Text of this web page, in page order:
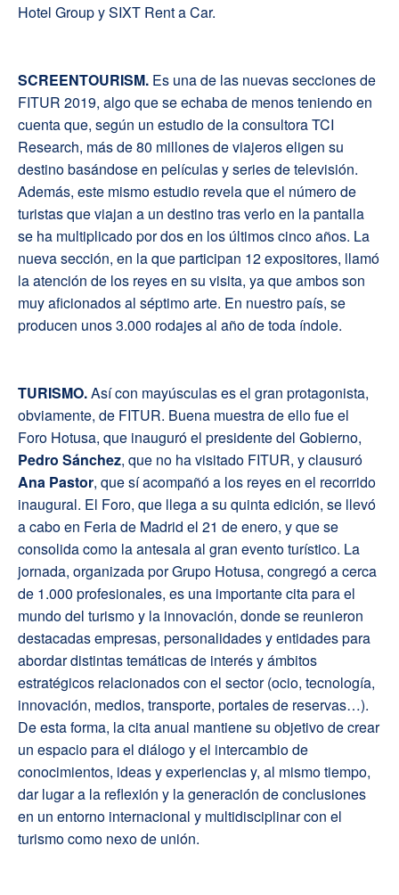
Hotel Group y SIXT Rent a Car.
SCREENTOURISM. Es una de las nuevas secciones de
FITUR 2019, algo que se echaba de menos teniendo en
cuenta que, según un estudio de la consultora TCI
Research, más de 80 millones de viajeros eligen su
destino basándose en películas y series de televisión.
Además, este mismo estudio revela que el número de
turistas que viajan a un destino tras verlo en la pantalla
se ha multiplicado por dos en los últimos cinco años. La
nueva sección, en la que participan 12 expositores, llamó
la atención de los reyes en su visita, ya que ambos son
muy aficionados al séptimo arte. En nuestro país, se
producen unos 3.000 rodajes al año de toda índole.
TURISMO.Así con mayúsculas es el gran protagonista,
obviamente, de FITUR. Buena muestra de ello fue el
Foro Hotusa, que inauguró el presidente del Gobierno,
Pedro Sánchez, que no ha visitado FITUR, y clausuró
Ana Pastor, que sí acompañó a los reyes en el recorrido
inaugural. El Foro, que llega a su quinta edición, se llevó
a cabo en Feria de Madrid el 21 de enero, y que se
consolida como la antesala al gran evento turístico. La
jornada, organizada por Grupo Hotusa, congregó a cerca
de 1.000 profesionales, es una importante cita para el
mundo del turismo y la innovación, donde se reunieron
destacadas empresas, personalidades y entidades para
abordar distintas temáticas de interés y ámbitos
estratégicos relacionados con el sector (ocio, tecnología,
innovación, medios, transporte, portales de reservas…).
De esta forma, la cita anual mantiene su objetivo de crear
un espacio para el diálogo y el intercambio de
conocimientos, ideas y experiencias y, al mismo tiempo,
dar lugar a la reflexión y la generación de conclusiones
en un entorno internacional y multidisciplinar con el
turismo como nexo de unión.